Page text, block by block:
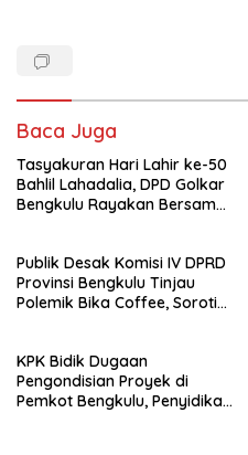
Baca Juga
Tasyakuran Hari Lahir ke-50
Bahlil Lahadalia, DPD Golkar
Bengkulu Rayakan Bersama
Publik Desak Komisi IV DPRD
Provinsi Bengkulu Tinjau
Polemik Bika Coffee, Soroti
KPK Bidik Dugaan
Pengondisian Proyek di
Pemkot Bengkulu, Penyidikan